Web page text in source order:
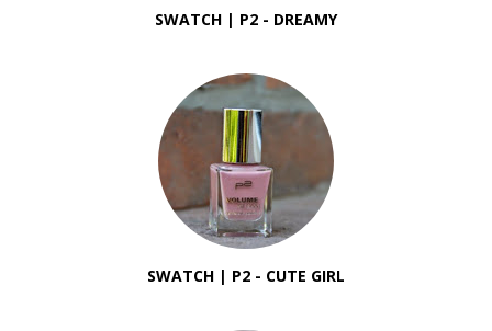
SWATCH | P2 - DREAMY
SWATCH | P2 - CUTE GIRL